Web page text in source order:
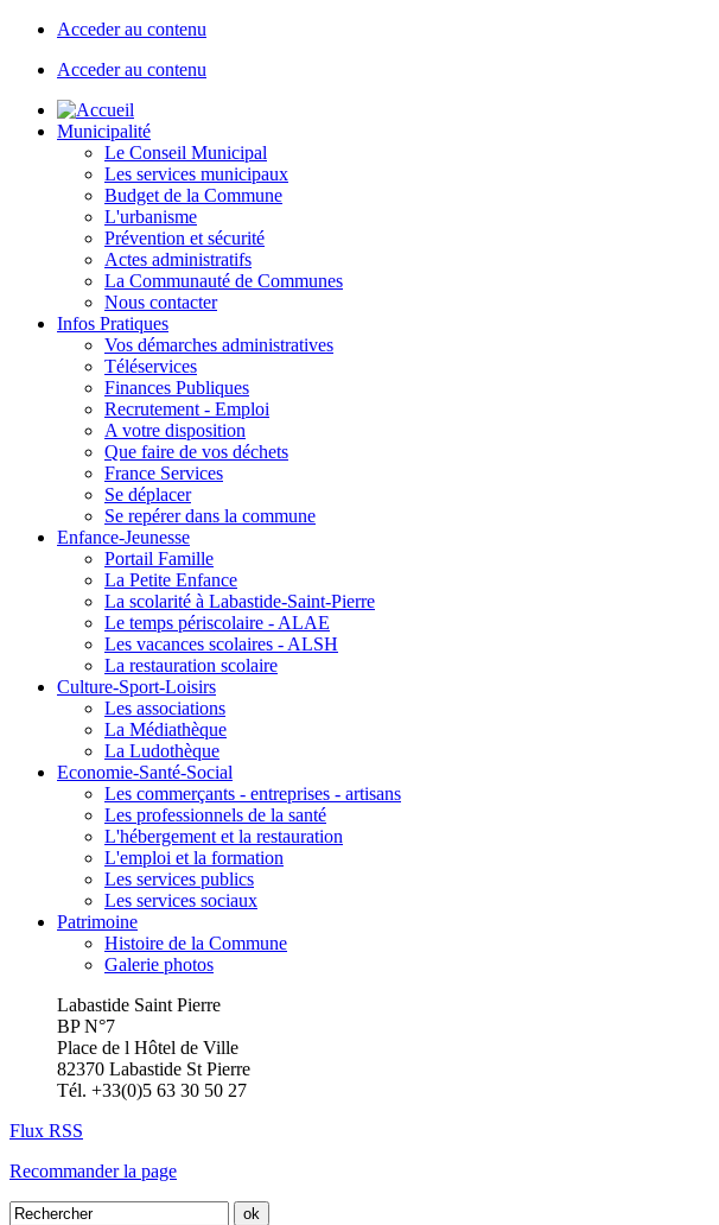
Acceder au contenu
Acceder au contenu
Municipalité
Le Conseil Municipal
Les services municipaux
Budget de la Commune
L'urbanisme
Prévention et sécurité
Actes administratifs
La Communauté de Communes
Nous contacter
Infos Pratiques
Vos démarches administratives
Téléservices
Finances Publiques
Recrutement - Emploi
A votre disposition
Que faire de vos déchets
France Services
Se déplacer
Se repérer dans la commune
Enfance-Jeunesse
Portail Famille
La Petite Enfance
La scolarité à Labastide-Saint-Pierre
Le temps périscolaire - ALAE
Les vacances scolaires - ALSH
La restauration scolaire
Culture-Sport-Loisirs
Les associations
La Médiathèque
La Ludothèque
Economie-Santé-Social
Les commerçants - entreprises - artisans
Les professionnels de la santé
L'hébergement et la restauration
L'emploi et la formation
Les services publics
Les services sociaux
Patrimoine
Histoire de la Commune
Galerie photos
Labastide Saint Pierre
BP N°7
Place de l Hôtel de Ville
82370 Labastide St Pierre
Tél. +33(0)5 63 30 50 27
Flux RSS
Recommander la page